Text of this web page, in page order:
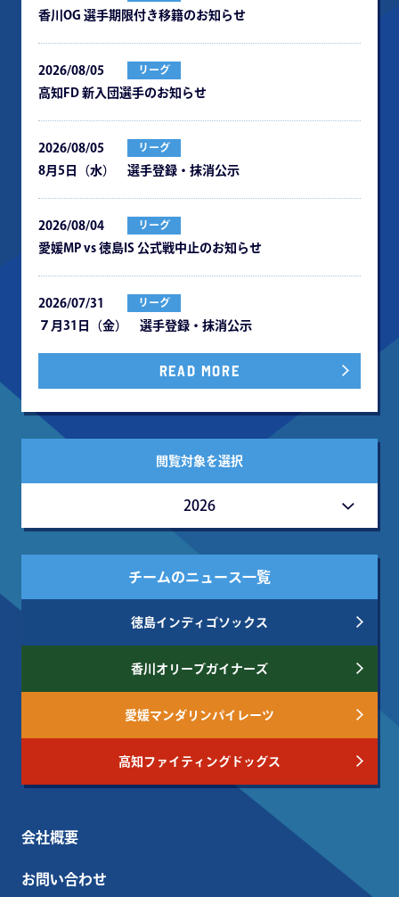
⾹川OG 選⼿期限付き移籍のお知らせ
2026/08/05 リーグ
⾼知FD 新⼊団選⼿のお知らせ
2026/08/05 リーグ
8月5日（水） 選手登録・抹消公示
2026/08/04 リーグ
愛媛MP vs 徳島IS 公式戦中⽌のお知らせ
2026/07/31 リーグ
７月31日（金） 選手登録・抹消公示
READ MORE
閲覧対象を選択
2026
チームのニュース一覧
徳島インディゴソックス
香川オリーブガイナーズ
愛媛マンダリンパイレーツ
高知ファイティングドッグス
会社概要
お問い合わせ